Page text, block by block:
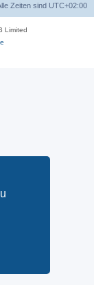
Zeiten sind UTC+02:00
Limited